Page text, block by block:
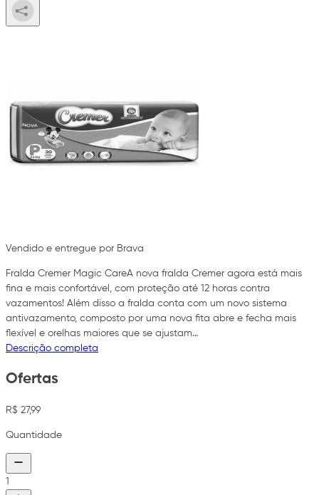
Vendido e entregue por Brava
Fralda Cremer Magic CareA nova fralda Cremer agora está mais
fina e mais confortável, com proteção até 12 horas contra
vazamentos! Além disso a fralda conta com um novo sistema
antivazamento, composto por uma nova fita abre e fecha mais
flexível e orelhas maiores que se ajustam…
Descrição completa
Ofertas
R$ 27,99
Quantidade
1